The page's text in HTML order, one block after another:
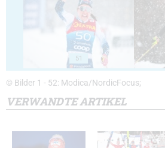
51
© Bilder 1 - 52: Modica/NordicFocus;
VERWANDTE ARTIKEL